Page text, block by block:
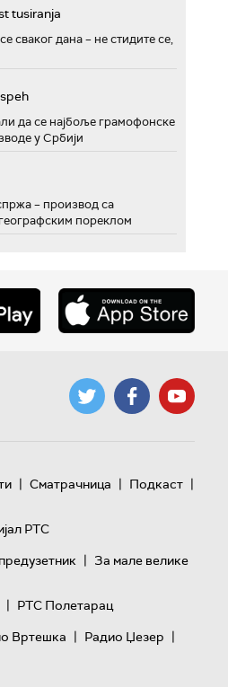
tusiranja
сваког дана – не стидите се,
да се најбоље грамофонске
у Србији
– производ са
пореклом
| Сматрачница | Подкаст |
РТС
| За мале велике
| РТС Полетарац
Вртешка | Радио Џезер |